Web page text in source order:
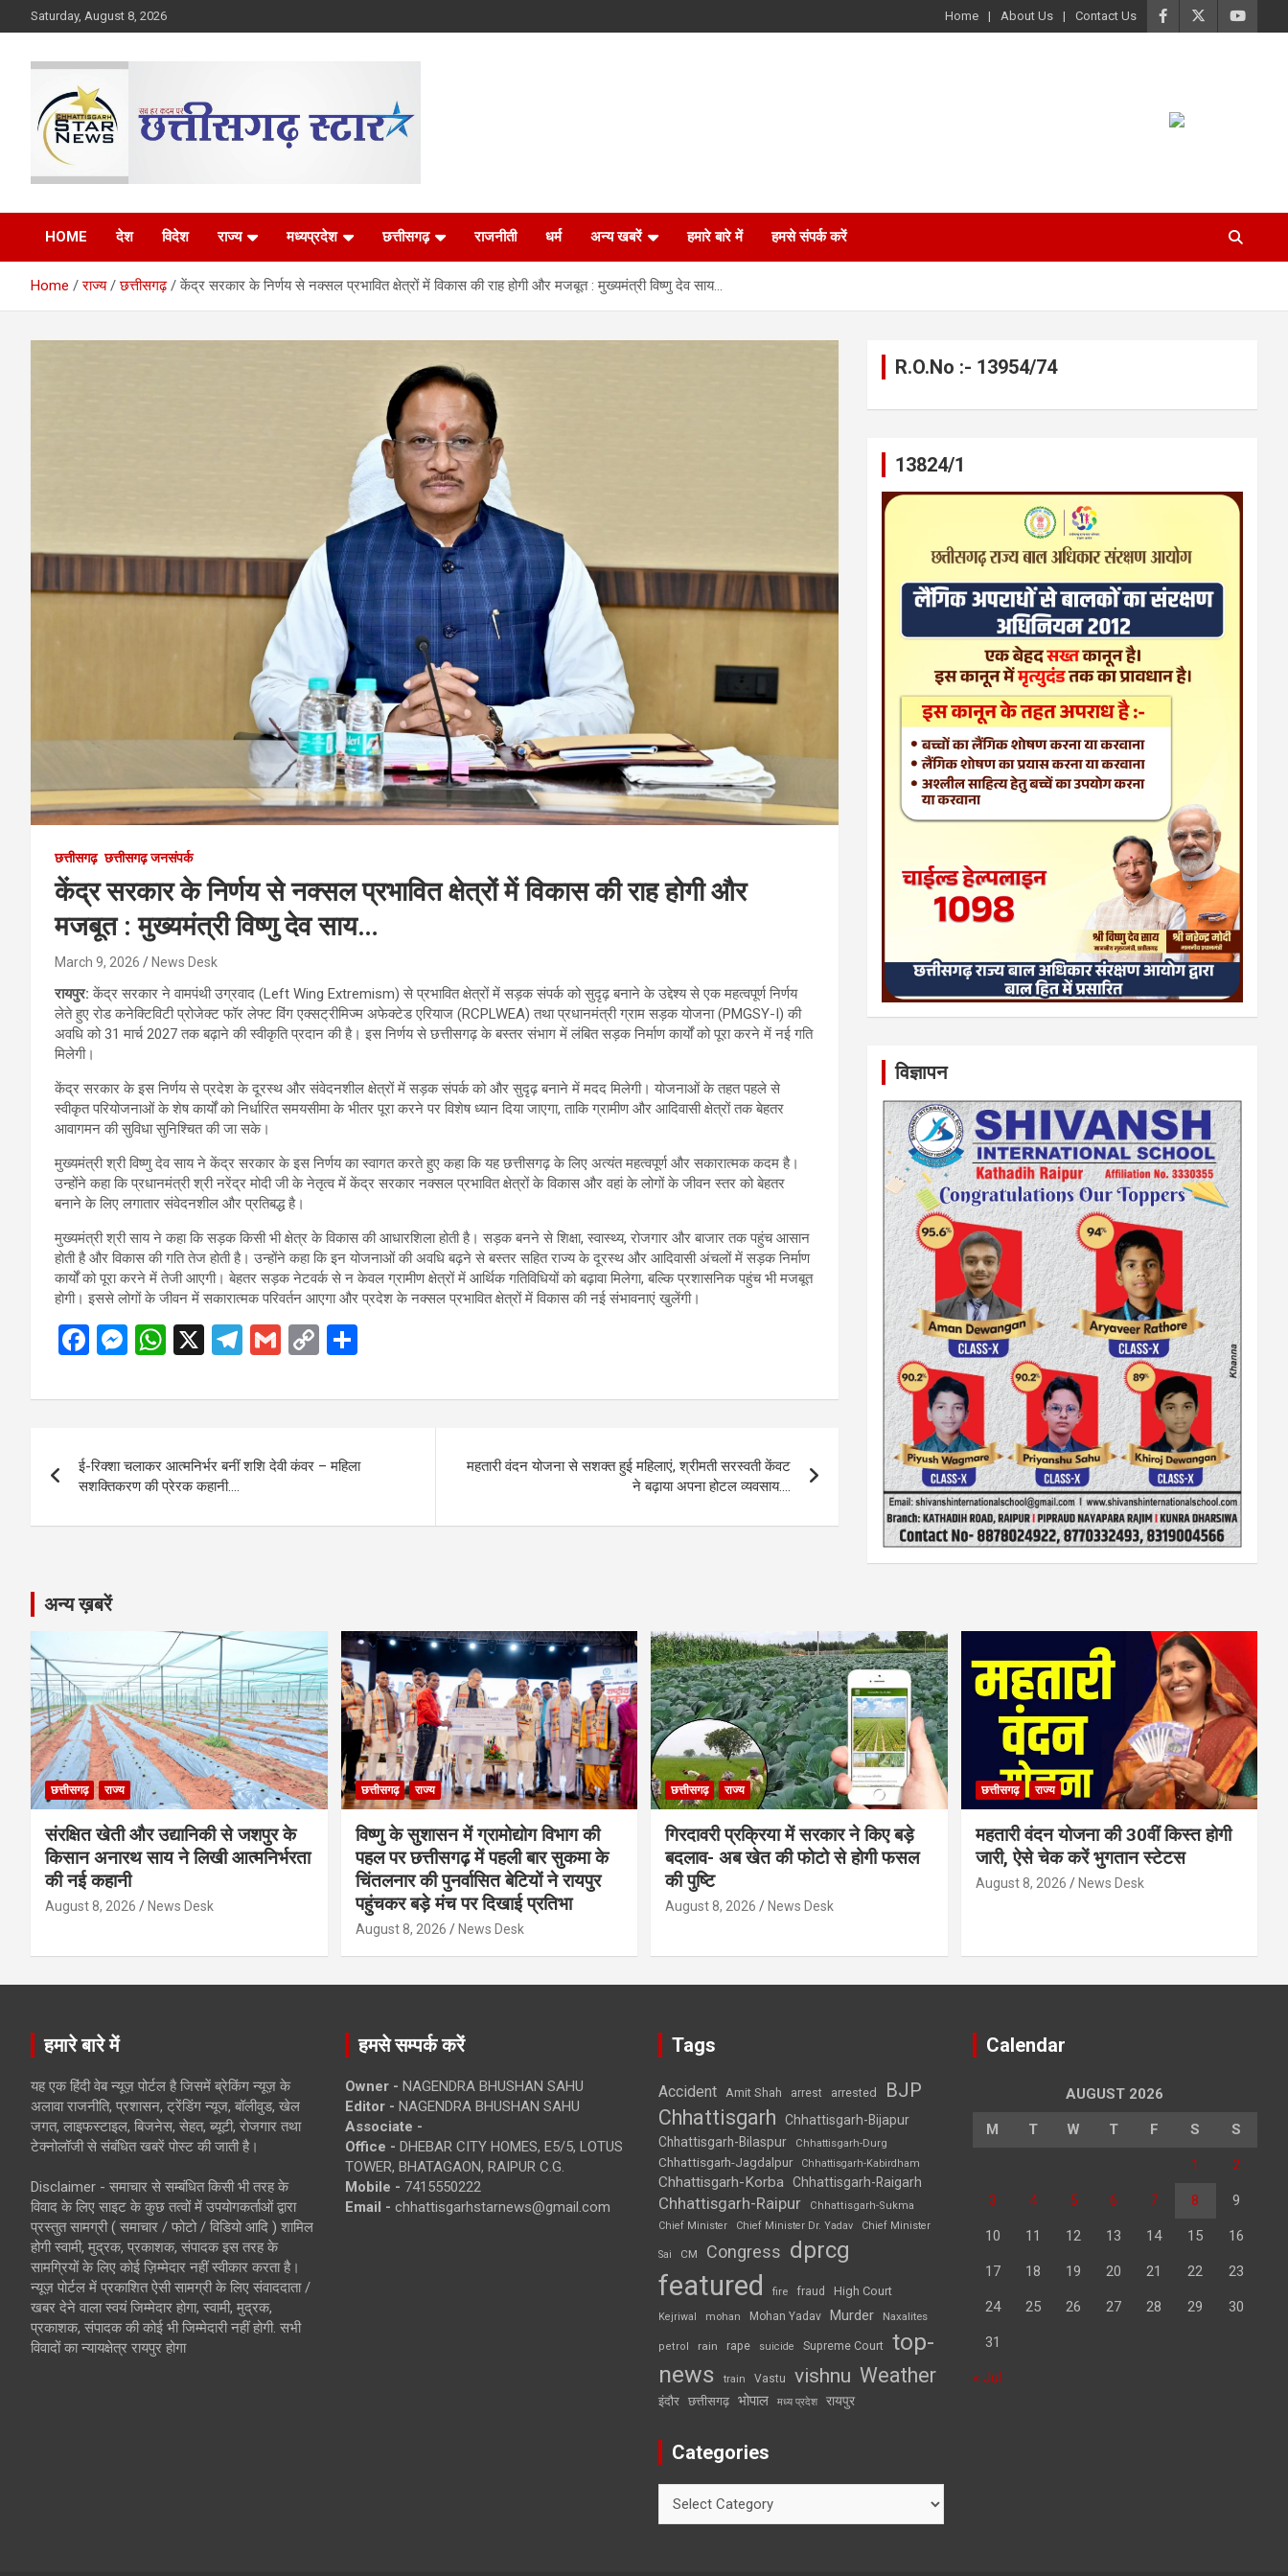
to
Saturday, August 8, 2026 Home About Us Contact Us
Chhattisgarh Star
HOME देश विदेश राज्य मध्यप्रदेश छत्तीसगढ़ राजनीती धर्म अन्य खबरें हमारे बारे में हमसे संपर्क करें
Home राज्य छत्तीसगढ़ केंद्र सरकार के निर्णय से नक्सल प्रभावित क्षेत्रों में विकास की राह होगी और मजबूत : मुख्यमंत्री विष्णु देव साय…
छत्तीसगढ़ छत्तीसगढ़ जनसंपर्क
केंद्र सरकार के निर्णय से नक्सल प्रभावित क्षेत्रों में विकास की राह होगी और
मजबूत : मुख्यमंत्री विष्णु देव साय…
March 9, 2026 News Desk
रायपुर:केंद्र सरकार ने वामपंथी उग्रवाद (Left Wing Extremism) से प्रभावित क्षेत्रों में सड़क संपर्क को सुदृढ़ बनाने के उद्देश्य से एक महत्वपूर्ण निर्णय
लेते हुए रोड कनेक्टिविटी प्रोजेक्ट फॉर लेफ्ट विंग एक्सट्रीमिज्म अफेक्टेड एरियाज (RCPLWEA) तथा प्रधानमंत्री ग्राम सड़क योजना (PMGSY-I) की
अवधि को 31 मार्च 2027 तक बढ़ाने की स्वीकृति प्रदान की है। इस निर्णय से छत्तीसगढ़ के बस्तर संभाग में लंबित सड़क निर्माण कार्यों को पूरा करने में नई गति
मिलेगी।
केंद्र सरकार के इस निर्णय से प्रदेश के दूरस्थ और संवेदनशील क्षेत्रों में सड़क संपर्क को और सुदृढ़ बनाने में मदद मिलेगी। योजनाओं के तहत पहले से
स्वीकृत परियोजनाओं के शेष कार्यों को निर्धारित समयसीमा के भीतर पूरा करने पर विशेष ध्यान दिया जाएगा, ताकि ग्रामीण और आदिवासी क्षेत्रों तक बेहतर
आवागमन की सुविधा सुनिश्चित की जा सके।
मुख्यमंत्री श्री विष्णु देव साय ने केंद्र सरकार के इस निर्णय का स्वागत करते हुए कहा कि यह छत्तीसगढ़ के लिए अत्यंत महत्वपूर्ण और सकारात्मक कदम है।
उन्होंने कहा कि प्रधानमंत्री श्री नरेंद्र मोदी जी के नेतृत्व में केंद्र सरकार नक्सल प्रभावित क्षेत्रों के विकास और वहां के लोगों के जीवन स्तर को बेहतर
बनाने के लिए लगातार संवेदनशील और प्रतिबद्ध है।
मुख्यमंत्री श्री साय ने कहा कि सड़क किसी भी क्षेत्र के विकास की आधारशिला होती है। सड़क बनने से शिक्षा, स्वास्थ्य, रोजगार और बाजार तक पहुंच आसान
होती है और विकास की गति तेज होती है। उन्होंने कहा कि इन योजनाओं की अवधि बढ़ने से बस्तर सहित राज्य के दूरस्थ और आदिवासी अंचलों में सड़क निर्माण
कार्यों को पूरा करने में तेजी आएगी। बेहतर सड़क नेटवर्क से न केवल ग्रामीण क्षेत्रों में आर्थिक गतिविधियों को बढ़ावा मिलेगा, बल्कि प्रशासनिक पहुंच भी मजबूत
होगी। इससे लोगों के जीवन में सकारात्मक परिवर्तन आएगा और प्रदेश के नक्सल प्रभावित क्षेत्रों में विकास की नई संभावनाएं खुलेंगी।
F
ce
o
o
k
M
se
g
er
W
at
A
p
p
X
T
e
a
G
ail
C
py
n
ar
navigation
ई-रिक्शा चलाकर आत्मनिर्भर बनीं शशि देवी कंवर – महिला
सशक्तिकरण की प्रेरक कहानी….
महतारी वंदन योजना से सशक्त हुई महिलाएं, श्रीमती सरस्वती केंवट
ने बढ़ाया अपना होटल व्यवसाय….
R.O.No :- 13954/74
13824/1
विज्ञापन
अन्य ख़बरें
छत्तीसगढ़ राज्य
संरक्षित खेती और उद्यानिकी से जशपुर के
किसान अनारथ साय ने लिखी आत्मनिर्भरता
की नई कहानी
August 8, 2026 News Desk
छत्तीसगढ़ राज्य
विष्णु के सुशासन में ग्रामोद्योग विभाग की
पहल पर छत्तीसगढ़ में पहली बार सुकमा के
चिंतलनार की पुनर्वासित बेटियों ने रायपुर
पहुंचकर बड़े मंच पर दिखाई प्रतिभा
August 8, 2026 News Desk
छत्तीसगढ़ राज्य
गिरदावरी प्रक्रिया में सरकार ने किए बड़े
बदलाव- अब खेत की फोटो से होगी फसल
की पुष्टि
August 8, 2026 News Desk
छत्तीसगढ़ राज्य
महतारी वंदन योजना की 30वीं किस्त होगी
जारी, ऐसे चेक करें भुगतान स्टेटस
August 8, 2026 News Desk
हमारे बारे में
यह एक हिंदी वेब न्यूज़ पोर्टल है जिसमें ब्रेकिंग न्यूज़ के
अलावा राजनीति, प्रशासन, ट्रेंडिंग न्यूज, बॉलीवुड, खेल
जगत, लाइफस्टाइल, बिजनेस, सेहत, ब्यूटी, रोजगार तथा
टेक्नोलॉजी से संबंधित खबरें पोस्ट की जाती है।
Disclaimer - समाचार से सम्बंधित किसी भी तरह के
विवाद के लिए साइट के कुछ तत्वों में उपयोगकर्ताओं द्वारा
प्रस्तुत सामग्री ( समाचार / फोटो / विडियो आदि ) शामिल
होगी स्वामी, मुद्रक, प्रकाशक, संपादक इस तरह के
सामग्रियों के लिए कोई ज़िम्मेदार नहीं स्वीकार करता है।
न्यूज़ पोर्टल में प्रकाशित ऐसी सामग्री के लिए संवाददाता /
खबर देने वाला स्वयं जिम्मेदार होगा, स्वामी, मुद्रक,
प्रकाशक, संपादक की कोई भी जिम्मेदारी नहीं होगी. सभी
विवादों का न्यायक्षेत्र रायपुर होगा
हमसे सम्पर्क करें
Owner - NAGENDRA BHUSHAN SAHU
Editor - NAGENDRA BHUSHAN SAHU
Associate -
Office - DHEBAR CITY HOMES, E5/5, LOTUS
TOWER, BHATAGAON, RAIPUR C.G.
Mobile - 7415550222
Email - chhattisgarhstarnews@gmail.com
Tags
Accident Amit Shah arrest arrested BJP
Chhattisgarh
Chhattisgarh-Bijapur
Chhattisgarh-Bilaspur
Chhattisgarh-Durg
Chhattisgarh-Jagdalpur Chhattisgarh-Kabirdham
Chhattisgarh-Korba Chhattisgarh-Raigarh
Chhattisgarh-Raipur
Chhattisgarh-Sukma
Chief Minister
Chief Minister Dr. Yadav Chief Minister
Sai CM Congress dprcg
featured fire fraud High Court
Kejriwal mohan Mohan Yadav Murder Naxalites
petrol rain rape suicide Supreme Court top-
news
train Vastu vishnu Weather
इंदौर छत्तीसगढ़ भोपाल मध्य प्रदेश रायपुर
Categories
Calendar
AUGUST 2026
M T W T F S S
1 2
3 4 5 6 7 8 9
10 11 12 13 14 15 16
17 18 19 20 21 22 23
24 25 26 27 28 29 30
31
« Jul